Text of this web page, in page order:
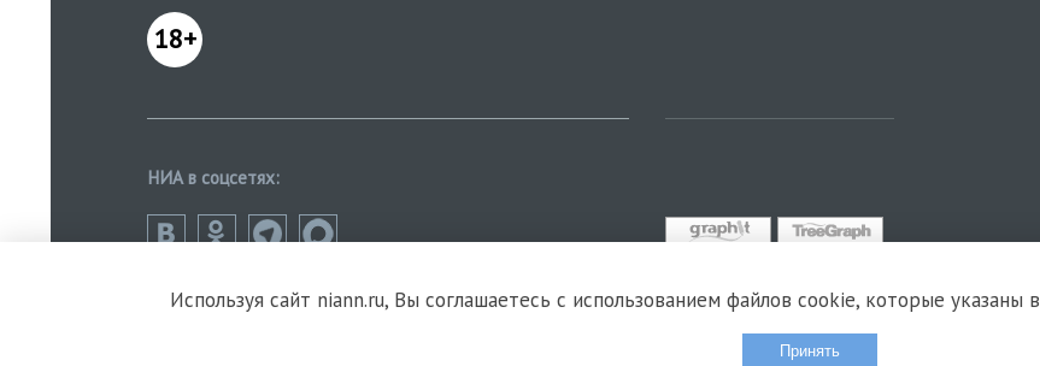
18+
НИА в соцсетях:
Используя сайт niann.ru, Вы соглашаетесь с использованием файлов cookie, которые указаны в
Принять